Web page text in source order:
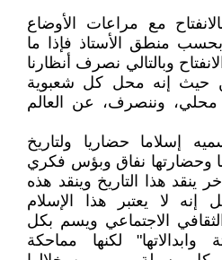
مع مراعات الأوضاع
منطق الأستاذ فإذا ما
وبالتالي نصرف أنظارنا
إنه محل كل شعبوية
محلي، وننصرف، عن العالم
إسلاما حضاريا ولتاريخ
وحضارتها نفاق وبؤس فكري
هذا التاريخ وينقد هذه
إنه لا يعتبر هذا الإسلام
الاجتماعي ويسم بكل
لكنها مماحكة